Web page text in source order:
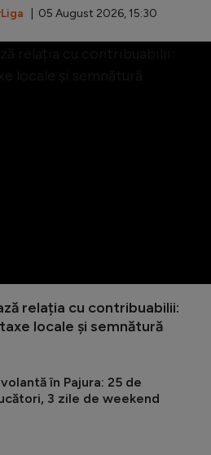
| 05 August 2026, 15:30
relația cu contribuabilii:
locale și semnătură
în Pajura: 25 de
3 zile de weekend